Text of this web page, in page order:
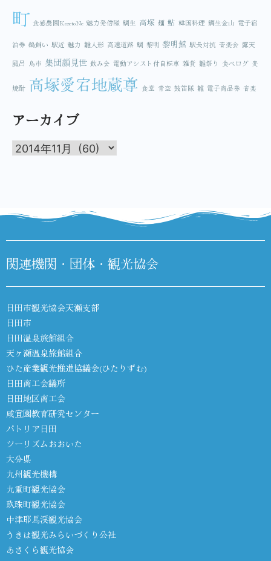
町 食感農園KazetoNe 魅力発信隊 鯛生 高塚 麺 鮎 韓国料理 鯛生金山 電子宿
泊券 鵜飼い 駅近 魅力 雛人形 高速道路 鯛 黎明 黎明館 駅長対抗 音楽会 露天
風呂 鳥市 集団顔見世 飲み会 電動アシスト付自転車 雑貨 雛祭り 食べログ 麦
焼酎 高塚愛宕地蔵尊 食堂 青空 鼓笛隊 雛 電子商品券 音楽
アーカイブ
関連機関・団体・観光協会
日田市観光協会天瀬支部
日田市
日田温泉旅館組合
天ヶ瀬温泉旅館組合
ひた産業観光推進協議会(ひたりずむ)
日田商工会議所
日田地区商工会
咸宜園教育研究センター
パトリア日田
ツーリズムおおいた
大分県
九州観光機構
九重町観光協会
玖珠町観光協会
中津耶馬渓観光協会
うきは観光みらいづくり公社
あさくら観光協会